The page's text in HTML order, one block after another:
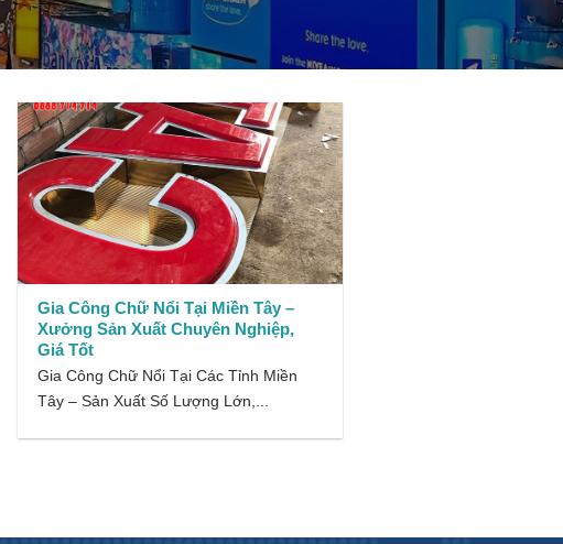
Gia Công Chữ Nổi Tại Miền Tây –
Xưởng Sản Xuất Chuyên Nghiệp,
Giá Tốt
Gia Công Chữ Nổi Tại Các Tỉnh Miền
Tây – Sản Xuất Số Lượng Lớn,...